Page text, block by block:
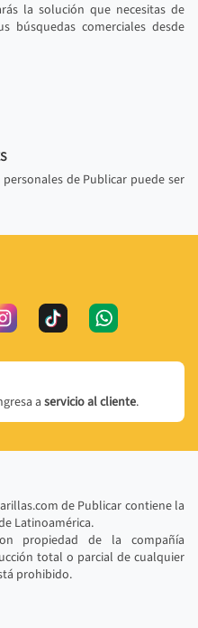
la solución que necesitas de
búsquedas comerciales desde
de Publicar puede ser
aservicio al cliente.
de Publicar contiene la
Latinoamérica.
propiedad de la compañía
total o parcial de cualquier
prohibido.